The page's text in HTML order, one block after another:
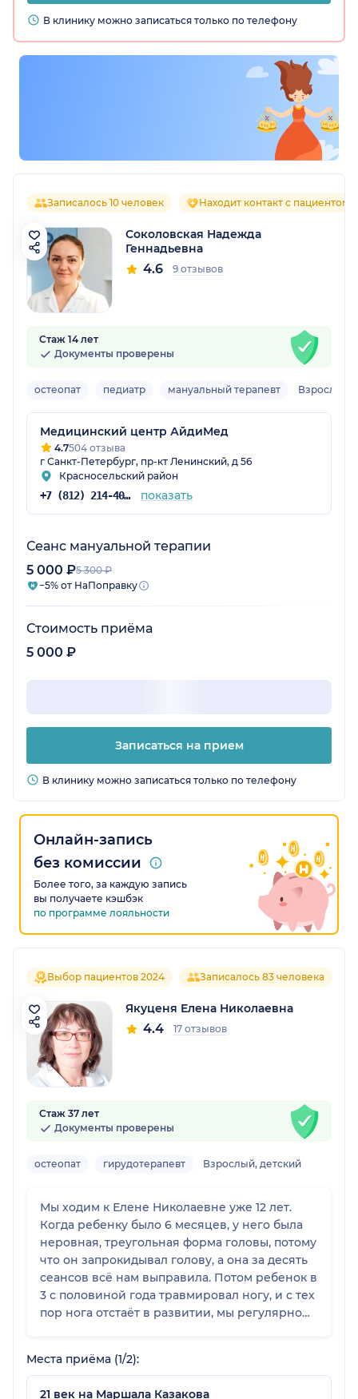
В клинику можно записаться только по телефону
Записалось 10 человек Находит контакт с пациентом
Соколовская Надежда
Геннадьевна
4.6 9 отзывов
Стаж 14 лет
Документы проверены
остеопат педиатр мануальный терапевт Взрослый,
Медицинский центр АйдиМед
4.7504 отзыва
г Санкт-Петербург, пр-кт Ленинский, д 56
Красносельский район
+7 (812) 214-40-28 показать
Сеанс мануальной терапии
5 000 ₽5 300 ₽
−5% от НаПоправку
Стоимость приёма
5 000 ₽
Записаться на прием
В клинику можно записаться только по телефону
Онлайн-запись
без комиссии
Более того, за каждую запись
вы получаете кэшбэк
по программе лояльности
Выбор пациентов 2024 Записалось 83 человека
Якуценя Елена Николаевна
4.4 17 отзывов
Стаж 37 лет
Документы проверены
остеопат гирудотерапевт Взрослый, детский
Мы ходим к Елене Николаевне уже 12 лет.
Когда ребенку было 6 месяцев, у него была
неровная, треугольная форма головы, потому
что он запрокидывал голову, а она за десять
сеансов всё нам выправила. Потом ребенок в
3 с половиной года травмировал ногу, и с тех
пор нога отстаёт в развитии, мы регулярно
нашей семьи сделала очень много. Я очень
Места приёма (1/2):
21 век на Маршала Казакова